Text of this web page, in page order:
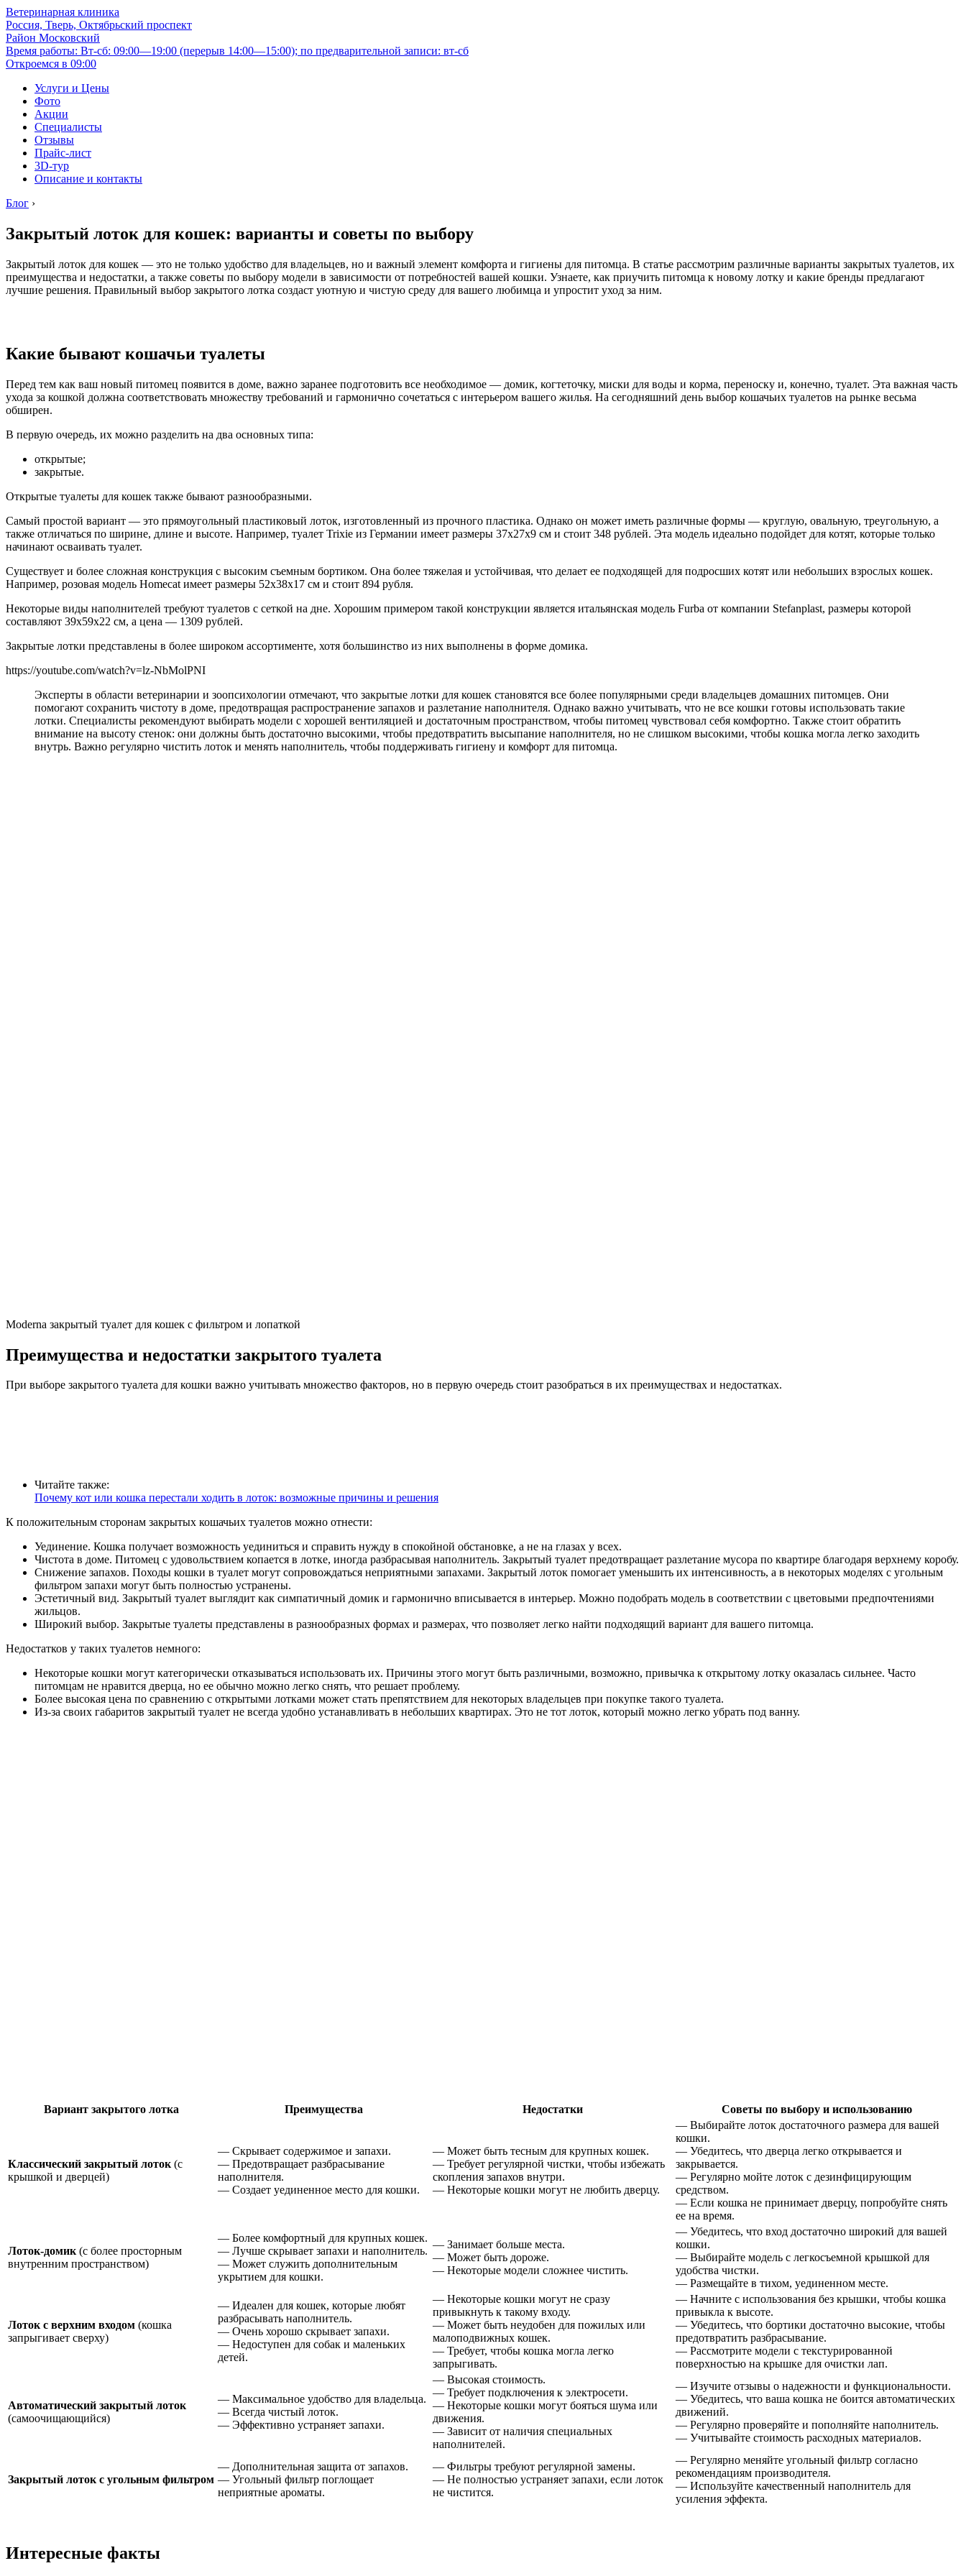
Ветеринарная клиника
Россия, Тверь, Октябрьский проспект
Район Московский
Время работы: Вт-сб: 09:00—19:00 (перерыв 14:00—15:00); по предварительной записи: вт-сб
Откроемся в 09:00
Услуги и Цены
Фото
Акции
Специалисты
Отзывы
Прайс-лист
3D-тур
Описание и контакты
Блог ›
Закрытый лоток для кошек: варианты и советы по выбору
Закрытый лоток для кошек — это не только удобство для владельцев, но и важный элемент комфорта и гигиены для питомца. В статье рассмотрим различные варианты закрытых туалетов, их
преимущества и недостатки, а также советы по выбору модели в зависимости от потребностей вашей кошки. Узнаете, как приучить питомца к новому лотку и какие бренды предлагают
лучшие решения. Правильный выбор закрытого лотка создаст уютную и чистую среду для вашего любимца и упростит уход за ним.
Какие бывают кошачьи туалеты
Перед тем как ваш новый питомец появится в доме, важно заранее подготовить все необходимое — домик, когтеточку, миски для воды и корма, переноску и, конечно, туалет. Эта важная часть
ухода за кошкой должна соответствовать множеству требований и гармонично сочетаться с интерьером вашего жилья. На сегодняшний день выбор кошачьих туалетов на рынке весьма
обширен.
В первую очередь, их можно разделить на два основных типа:
открытые;
закрытые.
Открытые туалеты для кошек также бывают разнообразными.
Самый простой вариант — это прямоугольный пластиковый лоток, изготовленный из прочного пластика. Однако он может иметь различные формы — круглую, овальную, треугольную, а
также отличаться по ширине, длине и высоте. Например, туалет Trixie из Германии имеет размеры 37x27x9 см и стоит 348 рублей. Эта модель идеально подойдет для котят, которые только
начинают осваивать туалет.
Существует и более сложная конструкция с высоким съемным бортиком. Она более тяжелая и устойчивая, что делает ее подходящей для подросших котят или небольших взрослых кошек.
Например, розовая модель Homecat имеет размеры 52x38x17 см и стоит 894 рубля.
Некоторые виды наполнителей требуют туалетов с сеткой на дне. Хорошим примером такой конструкции является итальянская модель Furba от компании Stefanplast, размеры которой
составляют 39x59x22 см, а цена — 1309 рублей.
Закрытые лотки представлены в более широком ассортименте, хотя большинство из них выполнены в форме домика.
https://youtube.com/watch?v=lz-NbMolPNI
Эксперты в области ветеринарии и зоопсихологии отмечают, что закрытые лотки для кошек становятся все более популярными среди владельцев домашних питомцев. Они
помогают сохранить чистоту в доме, предотвращая распространение запахов и разлетание наполнителя. Однако важно учитывать, что не все кошки готовы использовать такие
лотки. Специалисты рекомендуют выбирать модели с хорошей вентиляцией и достаточным пространством, чтобы питомец чувствовал себя комфортно. Также стоит обратить
внимание на высоту стенок: они должны быть достаточно высокими, чтобы предотвратить высыпание наполнителя, но не слишком высокими, чтобы кошка могла легко заходить
внутрь. Важно регулярно чистить лоток и менять наполнитель, чтобы поддерживать гигиену и комфорт для питомца.
Moderna закрытый туалет для кошек с фильтром и лопаткой
Преимущества и недостатки закрытого туалета
При выборе закрытого туалета для кошки важно учитывать множество факторов, но в первую очередь стоит разобраться в их преимуществах и недостатках.
Читайте также:
Почему кот или кошка перестали ходить в лоток: возможные причины и решения
К положительным сторонам закрытых кошачьих туалетов можно отнести:
Уединение. Кошка получает возможность уединиться и справить нужду в спокойной обстановке, а не на глазах у всех.
Чистота в доме. Питомец с удовольствием копается в лотке, иногда разбрасывая наполнитель. Закрытый туалет предотвращает разлетание мусора по квартире благодаря верхнему коробу.
Снижение запахов. Походы кошки в туалет могут сопровождаться неприятными запахами. Закрытый лоток помогает уменьшить их интенсивность, а в некоторых моделях с угольным
фильтром запахи могут быть полностью устранены.
Эстетичный вид. Закрытый туалет выглядит как симпатичный домик и гармонично вписывается в интерьер. Можно подобрать модель в соответствии с цветовыми предпочтениями
жильцов.
Широкий выбор. Закрытые туалеты представлены в разнообразных формах и размерах, что позволяет легко найти подходящий вариант для вашего питомца.
Недостатков у таких туалетов немного:
Некоторые кошки могут категорически отказываться использовать их. Причины этого могут быть различными, возможно, привычка к открытому лотку оказалась сильнее. Часто
питомцам не нравится дверца, но ее обычно можно легко снять, что решает проблему.
Более высокая цена по сравнению с открытыми лотками может стать препятствием для некоторых владельцев при покупке такого туалета.
Из-за своих габаритов закрытый туалет не всегда удобно устанавливать в небольших квартирах. Это не тот лоток, который можно легко убрать под ванну.
Вариант закрытого лотка Преимущества Недостатки Советы по выбору и использованию
Классический закрытый лоток(с
крышкой и дверцей)
— Скрывает содержимое и запахи.
— Предотвращает разбрасывание
наполнителя.
— Создает уединенное место для кошки.
— Может быть тесным для крупных кошек.
— Требует регулярной чистки, чтобы избежать
скопления запахов внутри.
— Некоторые кошки могут не любить дверцу.
— Выбирайте лоток достаточного размера для вашей
кошки.
— Убедитесь, что дверца легко открывается и
закрывается.
— Регулярно мойте лоток с дезинфицирующим
средством.
— Если кошка не принимает дверцу, попробуйте снять
ее на время.
Лоток-домик(с более просторным
внутренним пространством)
— Более комфортный для крупных кошек.
— Лучше скрывает запахи и наполнитель.
— Может служить дополнительным
укрытием для кошки.
— Занимает больше места.
— Может быть дороже.
— Некоторые модели сложнее чистить.
— Убедитесь, что вход достаточно широкий для вашей
кошки.
— Выбирайте модель с легкосъемной крышкой для
удобства чистки.
— Размещайте в тихом, уединенном месте.
Лоток с верхним входом (кошка
запрыгивает сверху)
— Идеален для кошек, которые любят
разбрасывать наполнитель.
— Очень хорошо скрывает запахи.
— Недоступен для собак и маленьких
детей.
— Некоторые кошки могут не сразу
привыкнуть к такому входу.
— Может быть неудобен для пожилых или
малоподвижных кошек.
— Требует, чтобы кошка могла легко
запрыгивать.
— Начните с использования без крышки, чтобы кошка
привыкла к высоте.
— Убедитесь, что бортики достаточно высокие, чтобы
предотвратить разбрасывание.
— Рассмотрите модели с текстурированной
поверхностью на крышке для очистки лап.
Автоматический закрытый лоток
(самоочищающийся)
— Максимальное удобство для владельца.
— Всегда чистый лоток.
— Эффективно устраняет запахи.
— Высокая стоимость.
— Требует подключения к электросети.
— Некоторые кошки могут бояться шума или
движения.
— Зависит от наличия специальных
наполнителей.
— Изучите отзывы о надежности и функциональности.
— Убедитесь, что ваша кошка не боится автоматических
движений.
— Регулярно проверяйте и пополняйте наполнитель.
— Учитывайте стоимость расходных материалов.
Закрытый лоток с угольным фильтром
— Дополнительная защита от запахов.
— Угольный фильтр поглощает
неприятные ароматы.
— Фильтры требуют регулярной замены.
— Не полностью устраняет запахи, если лоток
не чистится.
— Регулярно меняйте угольный фильтр согласно
рекомендациям производителя.
— Используйте качественный наполнитель для
усиления эффекта.
Интересные факты